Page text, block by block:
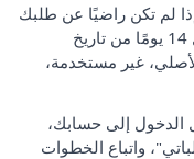
إذا لم تكن راضيًا عن طلبك
لأي سبب كان، يمكنك إرجاع منتجاتك خلال 14 يومًا من تاريخ
غير مستخدمة،
الدخول إلى حسابك،
واتباع الخطوات